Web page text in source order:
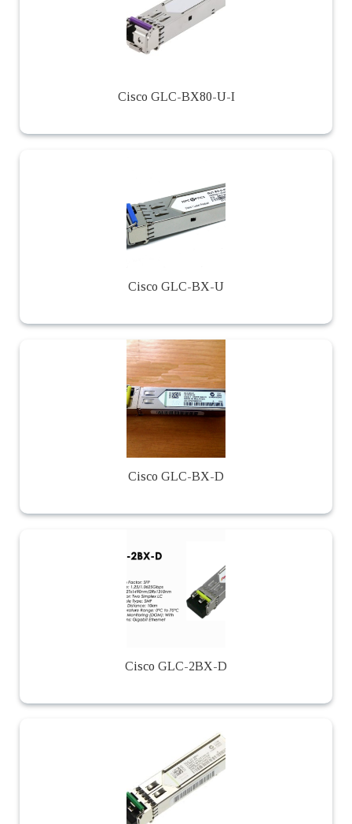
Cisco GLC-BX80-U-I
Cisco GLC-BX-U
Cisco GLC-BX-D
Cisco GLC-2BX-D